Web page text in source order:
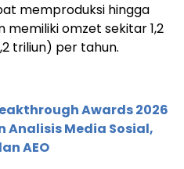
memproduksi hingga
memiliki omzet sekitar 1,2
triliun) per tahun.
Awards 2026
Media Sosial,
AEO